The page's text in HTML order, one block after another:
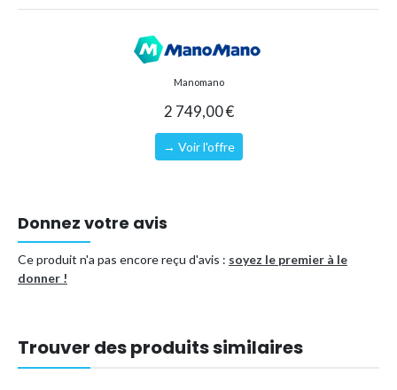
8414061183527
Manomano
2 749,00 €
→ Voir l'offre
Donnez votre avis
Ce produit n'a pas encore reçu d'avis : soyez le premier à le
donner !
Trouver des produits similaires